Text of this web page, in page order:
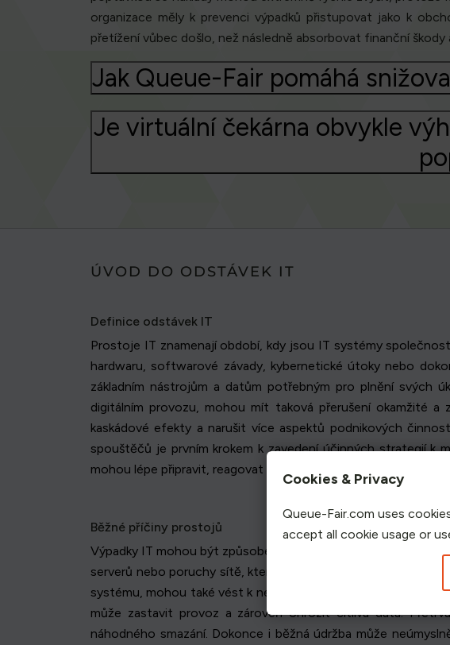
organizace měly k prevenci výpadků přistupovat jako k
přetížení vůbec došlo, než následně absorbovat finanční škody
Jak Queue-Fair pomáhá
Je virtuální čekárna obvykle
ÚVOD DO ODSTÁVEK IT
Definice odstávek IT
Prostoje IT znamenají období, kdy jsou IT systémy
hardwaru, softwarové závady, kybernetické útoky nebo
základním nástrojům a datům potřebným pro plnění svých
digitálním provozu, mohou mít taková přerušení okamžité
kaskádové efekty a narušit více aspektů podnikových
spouštěčů je prvním krokem k zavedení účinných strategií k
mohou lépe připravit, reagovat a v konečném důsledku chránit
Běžné příčiny prostojů
Výpadky IT mohou být způsobeny různými faktory, z nichž
serverů nebo poruchy sítě, které jsou často důsledkem
systému, mohou také vést k neočekávaným poruchám. Navíc
může zastavit provoz a zároveň ohrozit citlivá data.
náhodného smazání. Dokonce i běžná údržba může
Cookies & Privacy
Queue-Fair.com uses
accept all cookie usage or